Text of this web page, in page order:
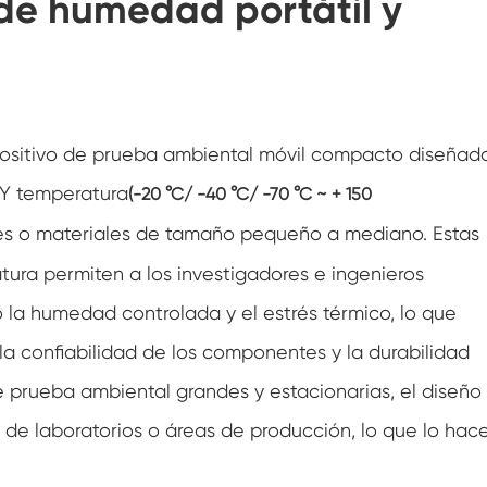
Cámara de prueba de resistencia congelada
Gabinete de clima constante
Equipo de prueba de agua de choque y
salpicaduras de K-12 temperatura LV124
Cámara térmica de la batería a prueba de
explosiones
Máquina de vibración de temperatura
Horno industrial para las baterías
de prueba ambiental móvil compacto
Y temperatura(-20 °C/ -40 °C/ -70 °C ~ + 150
o materiales de tamaño pequeño a mediano. Estas
permiten a los investigadores e ingenieros
humedad controlada y el estrés térmico, lo que
confiabilidad de los componentes y la durabilidad
ambiental grandes y estacionarias, el diseño
laboratorios o áreas de producción, lo que lo